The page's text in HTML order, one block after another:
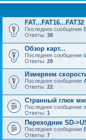
Последнее сообщение
Ответы: 38
Обзор карт...
Последнее сообщение
Ответы: 29
Измеряем
Последнее сообщение
Ответы: 22
Странный глюк
Последнее сообщение
Ответы: 1
Переходник SD-
Последнее сообщение
Ответы: 7